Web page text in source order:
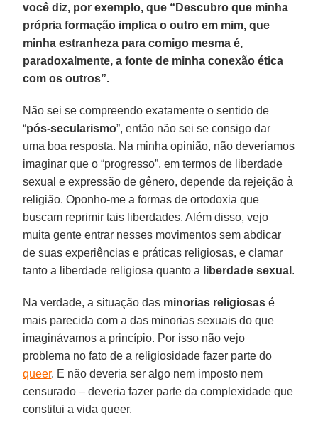
você diz, por exemplo, que “Descubro que minha
própria formação implica o outro em mim, que
minha estranheza para comigo mesma é,
paradoxalmente, a fonte de minha conexão ética
com os outros”.
Não sei se compreendo exatamente o sentido de
“pós-secularismo”, então não sei se consigo dar
uma boa resposta. Na minha opinião, não deveríamos
imaginar que o “progresso”, em termos de liberdade
sexual e expressão de gênero, depende da rejeição à
religião. Oponho-me a formas de ortodoxia que
buscam reprimir tais liberdades. Além disso, vejo
muita gente entrar nesses movimentos sem abdicar
de suas experiências e práticas religiosas, e clamar
tanto a liberdade religiosa quanto a liberdade sexual .
Na verdade, a situação das minorias religiosas é
mais parecida com a das minorias sexuais do que
imaginávamos a princípio. Por isso não vejo
problema no fato de a religiosidade fazer parte do
queer. E não deveria ser algo nem imposto nem
censurado – deveria fazer parte da complexidade que
constitui a vida queer.